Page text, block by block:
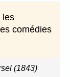
les
comédies
(1843)